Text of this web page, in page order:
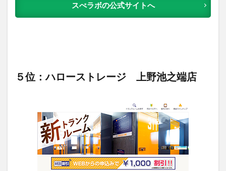
スぺラボの公式サイトへ
５位：ハローストレージ 上野池之端店